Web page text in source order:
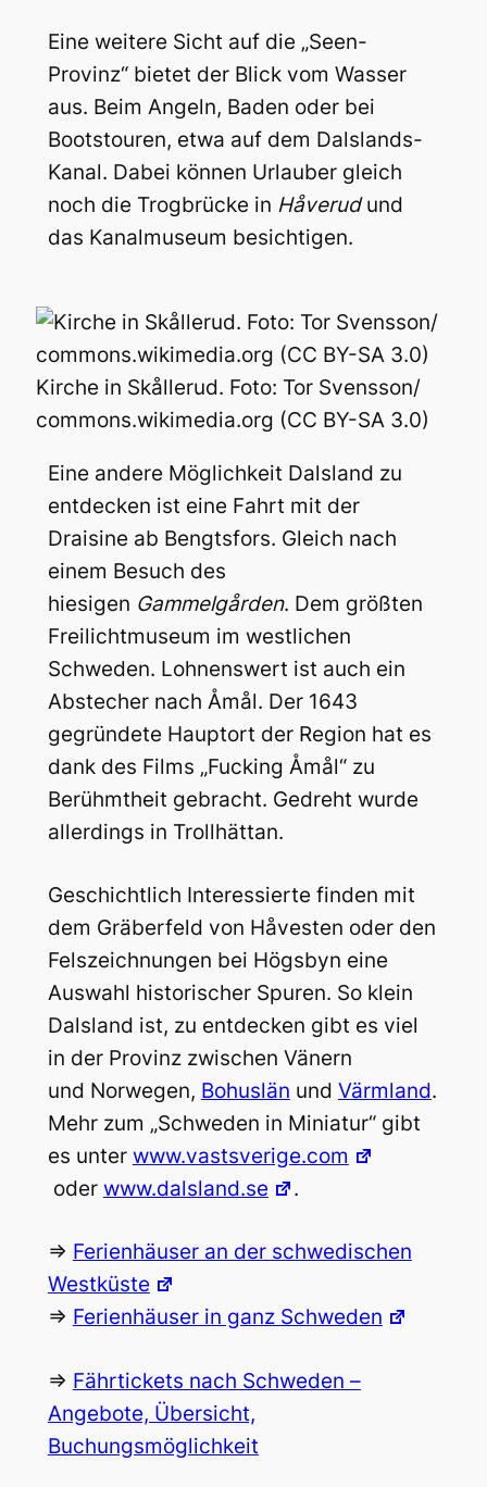
Eine weitere Sicht auf die „Seen-
Provinz“ bietet der Blick vom Wasser
aus. Beim Angeln, Baden oder bei
Bootstouren, etwa auf dem Dalslands-
Kanal. Dabei können Urlauber gleich
noch die Trogbrücke in Håverudund
das Kanalmuseum besichtigen.
Kirche in Skållerud. Foto: Tor Svensson/
commons.wikimedia.org (CC BY-SA 3.0)
Eine andere Möglichkeit Dalsland zu
entdecken ist eine Fahrt mit der
Draisine ab Bengtsfors. Gleich nach
einem Besuch des
hiesigen Gammelgården. Dem größten
Freilichtmuseum im westlichen
Schweden. Lohnenswert ist auch ein
Abstecher nach Åmål. Der 1643
gegründete Hauptort der Region hat es
dank des Films „Fucking Åmål“ zu
Berühmtheit gebracht. Gedreht wurde
allerdings in Trollhättan.
Geschichtlich Interessierte finden mit
dem Gräberfeld von Håvesten oder den
Felszeichnungen bei Högsbyn eine
Auswahl historischer Spuren. So klein
Dalsland ist, zu entdecken gibt es viel
in der Provinz zwischen Vänern
und Norwegen, Bohuslän und Värmland.
Mehr zum „Schweden in Miniatur“ gibt
es unter www.vastsverige.com
oder www.dalsland.se .
=> Ferienhäuser an der schwedischen
Westküste
=> Ferienhäuser in ganz Schweden
=> Fährtickets nach Schweden –
Angebote, Übersicht,
Buchungsmöglichkeit